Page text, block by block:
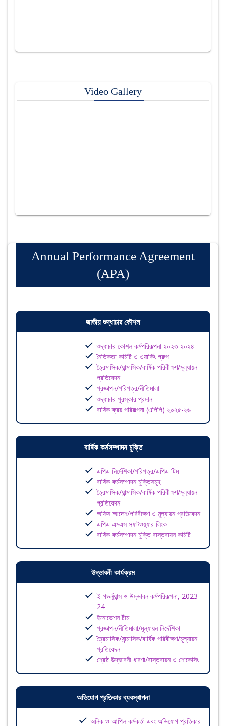
Video Gallery
Annual Performance Agreement
(APA)
জাতীয় শুদ্ধাচার কৌশল
শুদ্ধাচার কৌশল কর্মপরিকল্পনা ২০২৩-২০২৪
নৈতিকতা কমিটি ও ওয়ার্কিং গ্রুপ
ত্রৈমাসিক/ষান্মাসিক/বার্ষিক পরিবীক্ষণ/মূল্যায়ন
প্রতিবেদন
প্রজ্ঞাপন/পরিপত্র/নীতিমালা
শুদ্ধাচার পুরস্কার প্রদান
বার্ষিক ক্রয় পরিকল্পনা (এপিপি) ২০২৫-২৬
বার্ষিক কর্মসম্পাদন চুক্তি
এপিএ নির্দেশিকা/পরিপত্র/এপিএ টিম
বার্ষিক কর্মসম্পাদন চুক্তিসমূহ
ত্রৈমাসিক/ষান্মাসিক/বার্ষিক পরিবীক্ষণ/মূল্যায়ন
প্রতিবেদন
অফিস আদেশ/পরিবীক্ষণ ও মূল্যায়ন প্রতিবেদন
এপিএ এমএস সফটওয়্যার লিংক
বার্ষিক কর্মসম্পাদন চুক্তি বাস্তবায়ন কমিটি
উদ্ভাবনী কার্যক্রম
ই-গভর্ন্যান্স ও উদ্ভাবন কর্মপরিকল্পনা, 2023-
24
ইনোভেশন টীম
প্রজ্ঞাপন/নীতিমালা/মূল্যায়ন নির্দেশিকা
ত্রৈমাসিক/ষান্মাসিক/বার্ষিক পরিবীক্ষণ/মূল্যায়ন
প্রতিবেদন
শ্রেষ্ঠ উদ্ভাবনী ধারণা/বাস্তবায়ন ও শোকেসিং
অভিযোগ প্রতিকার ব্যবস্থাপনা
অনিক ও আপিল কর্মকর্তা এবং অভিযোগ প্রতিকার